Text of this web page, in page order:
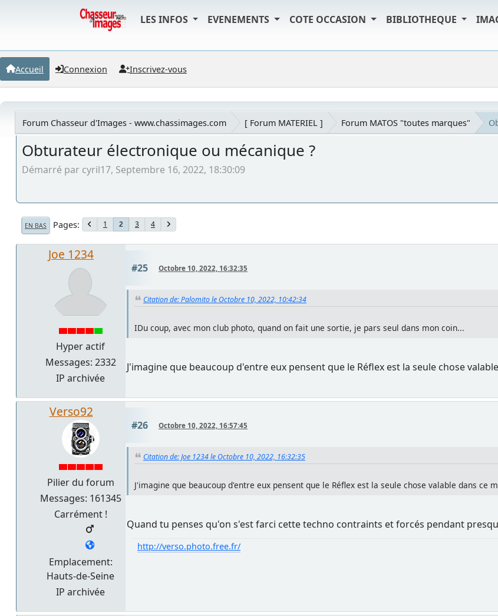
LES INFOS EVENEMENTS COTE OCCASION BIBLIOTHEQUE
Accueil Connexion Inscrivez-vous
Forum Chasseur d'Images - www.chassimages.com [ Forum MATERIEL ] Forum MATOS "toutes marques"
Obturateur électronique ou mécanique ?
Démarré par cyril17, Septembre 16, 2022, 18:30:09
EN BAS Pages 1 2 3 4
Joe 1234
Hyper actif
Messages: 2332
IP archivée
#25 Octobre 10, 2022, 16:32:35
Citation de: Palomito le Octobre 10, 2022, 10:42:34
IDu coup, avec mon club photo, quand on fait une sortie, je pars seul dans mon coin...
J'imagine que beaucoup d'entre eux pensent que le Réflex est la seule chose
Verso92
Pilier du forum
Messages: 161345
Carrément !
Emplacement:
Hauts-de-Seine
IP archivée
#26 Octobre 10, 2022, 16:57:45
Citation de: Joe 1234 le Octobre 10, 2022, 16:32:35
J'imagine que beaucoup d'entre eux pensent que le Réflex est la seule chose valable dans ce
Quand tu penses qu'on s'est farci cette techno contraints et forcés pendant
http://verso.photo.free.fr/